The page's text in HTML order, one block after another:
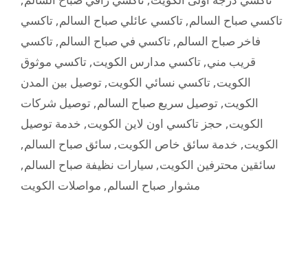
تاكسي صباح السالم, تاكسي عائلي صباح السالم, تاكسي
فاخر صباح السالم, تاكسي في صباح السالم, تاكسي
قريب مني, تاكسي مدارس الكويت, تاكسي موثوق
الكويت, تاكسي نسائي الكويت, توصيل بين المدن
الكويت, توصيل سريع صباح السالم, توصيل شركات
الكويت, حجز تاكسي اون لاين الكويت, خدمة توصيل
الكويت, خدمة سائق خاص الكويت, سائق صباح السالم,
سائقين محترفين الكويت, سيارات نظيفة صباح السالم,
مشوار صباح السالم, مواصلات الكويت